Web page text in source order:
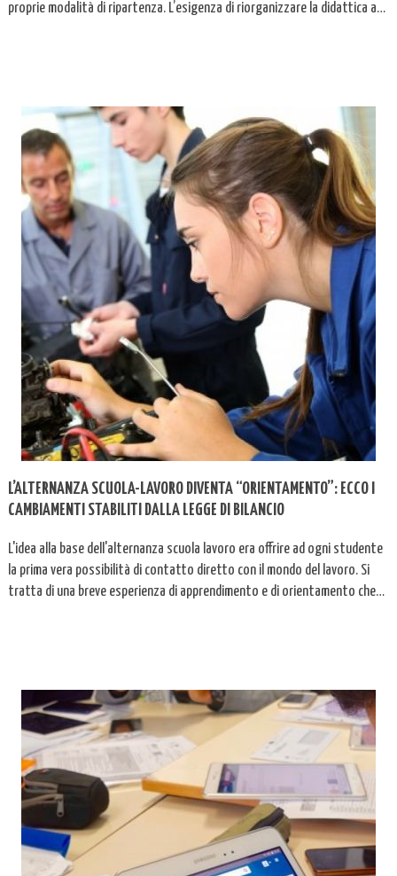
proprie modalità di ripartenza. L’esigenza di riorganizzare la didattica a
L’ALTERNANZA SCUOLA-LAVORO DIVENTA “ORIENTAMENTO”: ECCO I
CAMBIAMENTI STABILITI DALLA LEGGE DI BILANCIO
L'idea alla base dell'alternanza scuola lavoro era offrire ad ogni studente
la prima vera possibilità di contatto diretto con il mondo del lavoro. Si
tratta di una breve esperienza di apprendimento e di orientamento che